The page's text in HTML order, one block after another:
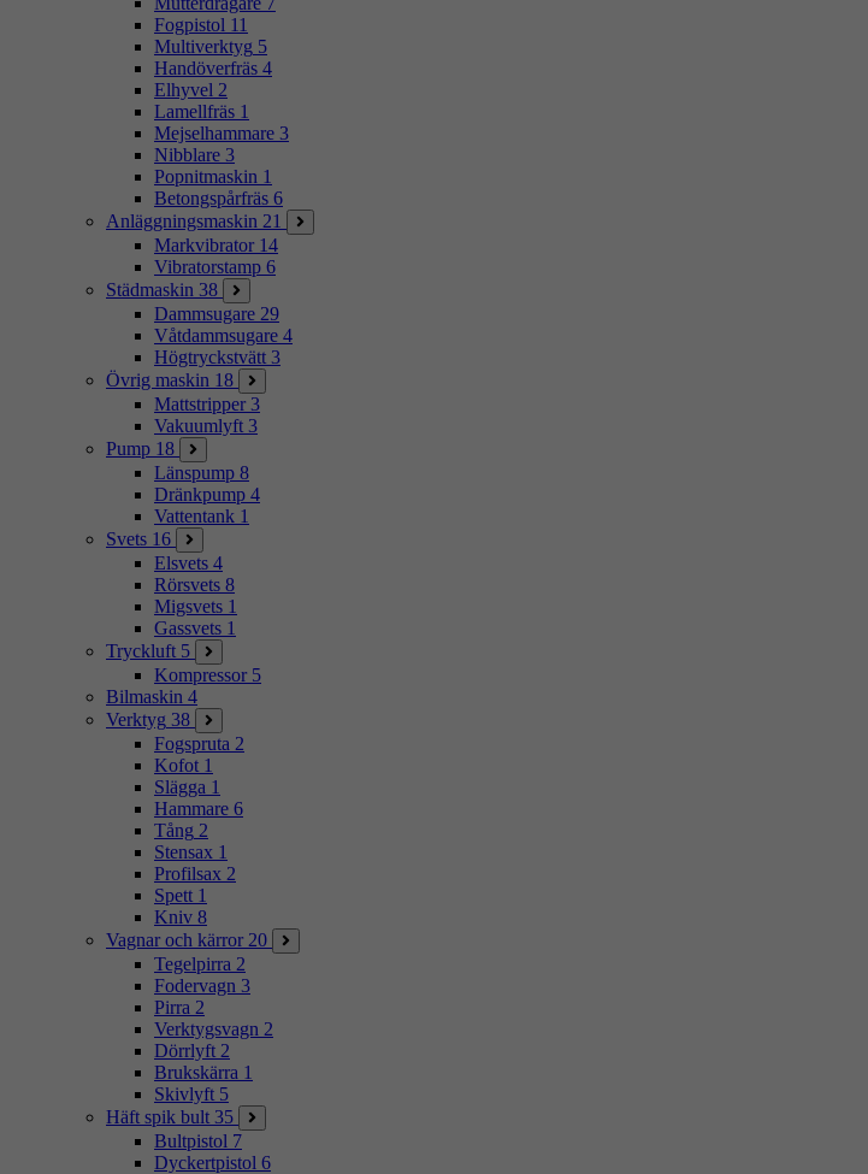
Fogpistol 11
Multiverktyg 5
Handöverfräs 4
Elhyvel 2
Lamellfräs 1
Mejselhammare 3
Nibblare 3
Popnitmaskin 1
Betongspårfräs 6
Anläggningsmaskin 21
Markvibrator 14
Vibratorstamp 6
Städmaskin 38
Dammsugare 29
Våtdammsugare 4
Högtryckstvätt 3
Övrig maskin 18
Mattstripper 3
Vakuumlyft 3
Pump 18
Länspump 8
Dränkpump 4
Vattentank 1
Svets 16
Elsvets 4
Rörsvets 8
Migsvets 1
Gassvets 1
Tryckluft 5
Kompressor 5
Bilmaskin 4
Verktyg 38
Fogspruta 2
Kofot 1
Slägga 1
Hammare 6
Tång 2
Stensax 1
Profilsax 2
Spett 1
Kniv 8
Vagnar och kärror 20
Tegelpirra 2
Fodervagn 3
Pirra 2
Verktygsvagn 2
Dörrlyft 2
Brukskärra 1
Skivlyft 5
Häft spik bult 35
Bultpistol 7
Dyckertpistol 6